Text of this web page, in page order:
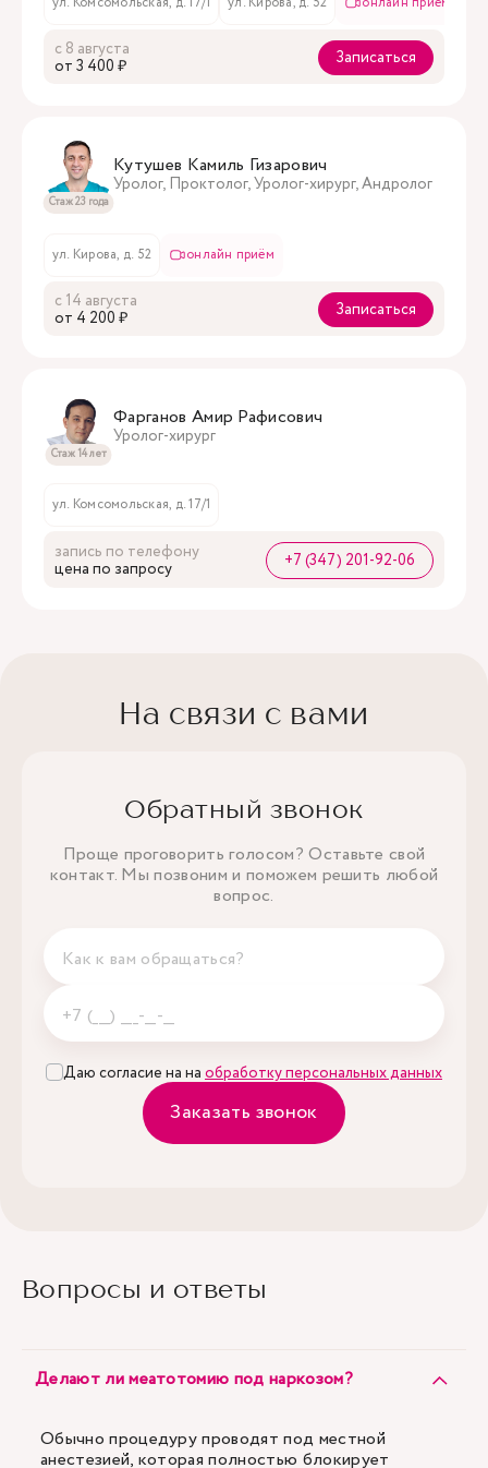
с 8 августа
oт 3 400 ₽
Записаться
Стаж 23 года
Кутушев Камиль Гизарович
Уролог, Проктолог, Уролог-хирург, Андролог
ул. Кирова, д. 52 онлайн приём
с 14 августа
oт 4 200 ₽
Записаться
Стаж 14 лет
Фарганов Амир Рафисович
Уролог-хирург
ул. Комсомольская, д. 17/1
запись по телефону
цена по запросу
+7 (347) 201-92-06
На связи с вами
Обратный звонок
Проще проговорить голосом? Оставьте свой
контакт. Мы позвоним и поможем решить любой
вопрос.
Даю согласие на на обработку персональных данных
Заказать звонок
Вопросы и ответы
Делают ли меатотомию под наркозом?
Обычно процедуру проводят под местной
анестезией, которая полностью блокирует